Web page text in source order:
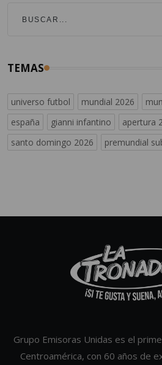
TEMAS
universo futbol mundial 2026
españa
gianni infantino apertura
santo domingo 2026
premundial
Grupo Emisoras Unidas es el
Centroamérica, con 60 años de